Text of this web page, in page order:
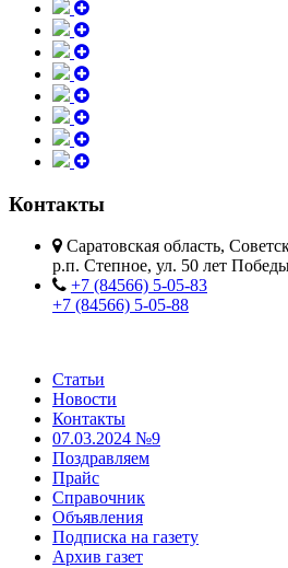
Контакты
Саратовская область,
р.п. Степное, ул. 50 лет
+7 (84566) 5-05-83
+7 (84566) 5-05-88
Статьи
Новости
Контакты
07.03.2024 №9
Поздравляем
Прайс
Справочник
Объявления
Подписка на газету
Архив газет